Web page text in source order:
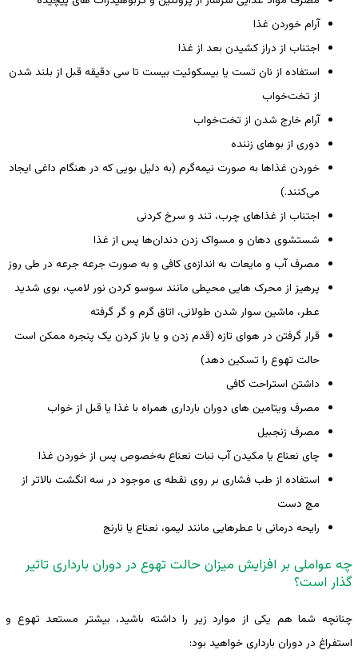
آرام خوردن غذا
اجتناب از دراز کشیدن بعد از غذا
استفاده از نان تست یا بیسکوئیت بیست تا سی دقیقه قبل از بلند شدن
از تخت‌خواب
آرام خارج شدن از تخت‌خواب
دوری از بوهای زننده
خوردن غذاها به صورت نیمه‌گرم (به دلیل بویی که در هنگام داغی ایجاد
می‌کنند.)
اجتناب از غذاهای چرب، تند و سرخ کردنی
شستشوی دهان و مسواک زدن دندان‌‌ها پس از غذا
مصرف آب و مایعات به اندازه‌ی کافی و به صورت جرعه جرعه در طی روز
پرهیز از محرک ‌هایی محیطی مانند سوسو کردن نور لامپ، بوی شدید
عطر، ماشین سوار شدن طولانی، اتاق گرم و گر گرفته
قرار گرفتن در هوای تازه (قدم زدن و یا باز کردن یک پنجره ممکن است
حالت تهوع را تسکین دهد)
داشتن استراحت کافی
مصرف ویتامین ‌های دوران بارداری همراه با غذا یا قبل از خواب
مصرف زنجبیل
چای نعناع یا مکیدن آب نبات نعناع به‌خصوص پس از خوردن غذا
استفاده از طب فشاری بر روی نقطه‌ ی موجود در سه انگشت بالاتر از
مچ دست
رایحه ‌درمانی با عطرهایی مانند لیمو، نعناع یا نارنج
چه عواملی بر افزایش میزان حالت تهوع در دوران بارداری تاثیر
گذار است؟
چنانچه شما هم یکی از موارد زیر را داشته باشید، بیشتر مستعد تهوع و
استفراغ در دوران بارداری خواهید بود: